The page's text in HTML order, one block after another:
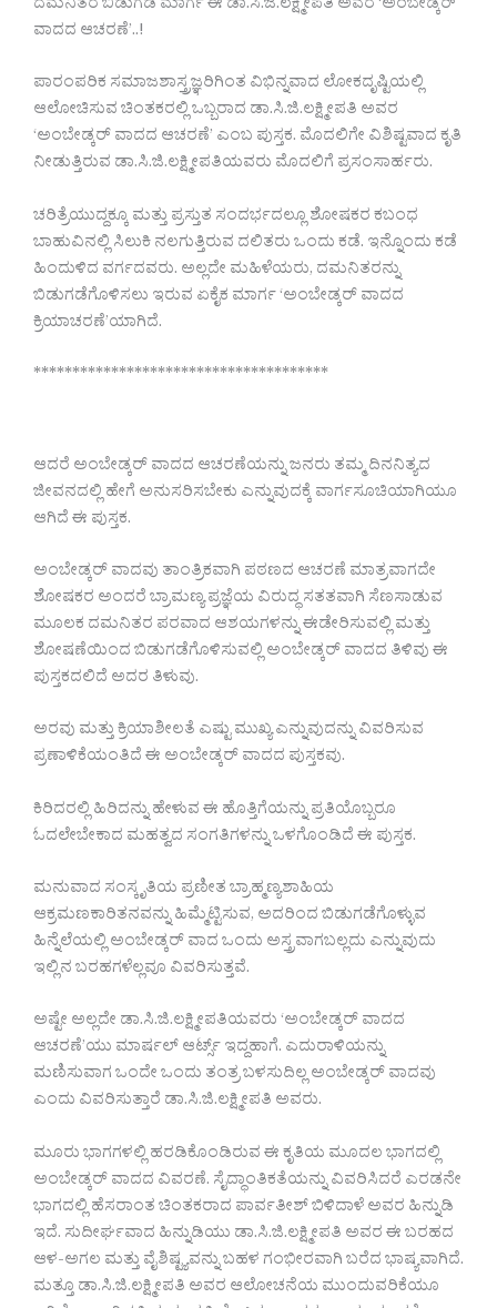
ದಮನಿತರ ಬಿಡುಗಡೆ ಮಾರ್ಗ ಈ ಡಾ.ಸಿ.ಜಿ.ಲಕ್ಷ್ಮೀಪತಿ ಅವರ ‘ಅಂಬೇಡ್ಕರ್
ವಾದದ ಆಚರಣೆ’..!
ಪಾರಂಪರಿಕ ಸಮಾಜಶಾಸ್ತ್ರಜ್ಞರಿಗಿಂತ ವಿಭಿನ್ನವಾದ ಲೋಕದೃಷ್ಟಿಯಲ್ಲಿ
ಆಲೋಚಿಸುವ ಚಿಂತಕರಲ್ಲಿ ಒಬ್ಬರಾದ ಡಾ.ಸಿ.ಜಿ.ಲಕ್ಷ್ಮೀಪತಿ ಅವರ
‘ಅಂಬೇಡ್ಕರ್ ವಾದದ ಆಚರಣೆ’ ಎಂಬ ಪುಸ್ತಕ. ಮೊದಲಿಗೇ ವಿಶಿಷ್ಟವಾದ ಕೃತಿ
ನೀಡುತ್ತಿರುವ ಡಾ.ಸಿ.ಜಿ.ಲಕ್ಷ್ಮೀಪತಿಯವರು ಮೊದಲಿಗೆ ಪ್ರಸಂಸಾರ್ಹರು.
ಚರಿತ್ರೆಯುದ್ದಕ್ಕೂ ಮತ್ತು ಪ್ರಸ್ತುತ ಸಂದರ್ಭದಲ್ಲೂ ಶೋಷಕರ ಕಬಂಧ
ಬಾಹುವಿನಲ್ಲಿ ಸಿಲುಕಿ ನಲಗುತ್ತಿರುವ ದಲಿತರು ಒಂದು ಕಡೆ. ಇನ್ನೊಂದು ಕಡೆ
ಹಿಂದುಳಿದ ವರ್ಗದವರು. ಅಲ್ಲದೇ ಮಹಿಳೆಯರು, ದಮನಿತರನ್ನು
ಬಿಡುಗಡೆಗೊಳಿಸಲು ಇರುವ ಏಕೈಕ ಮಾರ್ಗ ‘ಅಂಬೇಡ್ಕರ್ ವಾದದ
ಕ್ರಿಯಾಚರಣೆ’ಯಾಗಿದೆ.
**************************************
ಆದರೆ ಅಂಬೇಡ್ಕರ್ ವಾದದ ಆಚರಣೆಯನ್ನು ಜನರು ತಮ್ಮ ದಿನನಿತ್ಯದ
ಜೀವನದಲ್ಲಿ ಹೇಗೆ ಅನುಸರಿಸಬೇಕು ಎನ್ನುವುದಕ್ಕೆ ವಾರ್ಗಸೂಚಿಯಾಗಿಯೂ
ಆಗಿದೆ ಈ ಪುಸ್ತಕ.
ಅಂಬೇಡ್ಕರ್ ವಾದವು ತಾಂತ್ರಿಕವಾಗಿ ಪಠಣದ ಆಚರಣೆ ಮಾತ್ರವಾಗದೇ
ಶೋಷಕರ ಅಂದರೆ ಬ್ರಾಮಣ್ಯ ಪ್ರಜ್ಞೆಯ ವಿರುದ್ಧ ಸತತವಾಗಿ ಸೆಣಸಾಡುವ
ಮೂಲಕ ದಮನಿತರ ಪರವಾದ ಆಶಯಗಳನ್ನು ಈಡೇರಿಸುವಲ್ಲಿ ಮತ್ತು
ಶೋಷಣೆಯಿಂದ ಬಿಡುಗಡೆಗೊಳಿಸುವಲ್ಲಿ ಅಂಬೇಡ್ಕರ್ ವಾದದ ತಿಳಿವು ಈ
ಪುಸ್ತಕದಲಿದೆ ಅದರ ತಿಳುವು.
ಅರವು ಮತ್ತು ಕ್ರಿಯಾಶೀಲತೆ ಎಷ್ಟು ಮುಖ್ಯ ಎನ್ನುವುದನ್ನು ವಿವರಿಸುವ
ಪ್ರಣಾಳಿಕೆಯಂತಿದೆ ಈ ಅಂಬೇಡ್ಕರ್ ವಾದದ ಪುಸ್ತಕವು.
ಕಿರಿದರಲ್ಲಿ ಹಿರಿದನ್ನು ಹೇಳುವ ಈ ಹೊತ್ತಿಗೆಯನ್ನು ಪ್ರತಿಯೊಬ್ಬರೂ
ಓದಲೇಬೇಕಾದ ಮಹತ್ವದ ಸಂಗತಿಗಳನ್ನು ಒಳಗೊಂಡಿದೆ ಈ ಪುಸ್ತಕ.
ಮನುವಾದ ಸಂಸ್ಕೃತಿಯ ಪ್ರಣೀತ ಬ್ರಾಹ್ಮಣ್ಯಶಾಹಿಯ
ಆಕ್ರಮಣಕಾರಿತನವನ್ನು ಹಿಮ್ಮೆಟ್ಟಿಸುವ, ಅದರಿಂದ ಬಿಡುಗಡೆಗೊಳ್ಳುವ
ಹಿನ್ನೆಲೆಯಲ್ಲಿ ಅಂಬೇಡ್ಕರ್ ವಾದ ಒಂದು ಅಸ್ತ್ರವಾಗಬಲ್ಲದು ಎನ್ನುವುದು
ಇಲ್ಲಿನ ಬರಹಗಳೆಲ್ಲವೂ ವಿವರಿಸುತ್ತವೆ.
ಅಷ್ಟೇ ಅಲ್ಲದೇ ಡಾ.ಸಿ.ಜಿ.ಲಕ್ಷ್ಮೀಪತಿಯವರು ‘ಅಂಬೇಡ್ಕರ್ ವಾದದ
ಆಚರಣೆ’ಯು ಮಾರ್ಷಲ್ ಆರ್ಟ್ಸ್ ಇದ್ದಹಾಗೆ. ಎದುರಾಳಿಯನ್ನು
ಮಣಿಸುವಾಗ ಒಂದೇ ಒಂದು ತಂತ್ರ ಬಳಸುದಿಲ್ಲ ಅಂಬೇಡ್ಕರ್ ವಾದವು
ಎಂದು ವಿವರಿಸುತ್ತಾರೆ ಡಾ.ಸಿ.ಜಿ.ಲಕ್ಷ್ಮೀಪತಿ ಅವರು.
ಮೂರು ಭಾಗಗಳಲ್ಲಿ ಹರಡಿಕೊಂಡಿರುವ ಈ ಕೃತಿಯ ಮೂದಲ ಭಾಗದಲ್ಲಿ
ಅಂಬೇಡ್ಕರ್ ವಾದದ ವಿವರಣೆ. ಸೈದ್ಧಾಂತಿಕತೆಯನ್ನು ವಿವರಿಸಿದರೆ ಎರಡನೇ
ಭಾಗದಲ್ಲಿ ಹೆಸರಾಂತ ಚಿಂತಕರಾದ ಪಾರ್ವತೀಶ್ ಬಿಳಿದಾಳೆ ಅವರ ಹಿನ್ನುಡಿ
ಇದೆ. ಸುದೀರ್ಘವಾದ ಹಿನ್ನುಡಿಯು ಡಾ.ಸಿ.ಜಿ.ಲಕ್ಷ್ಮೀಪತಿ ಅವರ ಈ ಬರಹದ
ಆಳ-ಅಗಲ ಮತ್ತು ವೈಶಿಷ್ಟ್ಯವನ್ನು ಬಹಳ ಗಂಭೀರವಾಗಿ ಬರೆದ ಭಾಷ್ಯವಾಗಿದೆ.
ಮತ್ತೂ ಡಾ.ಸಿ.ಜಿ.ಲಕ್ಷ್ಮೀಪತಿ ಅವರ ಆಲೋಚನೆಯ ಮುಂದುವರಿಕೆಯೂ